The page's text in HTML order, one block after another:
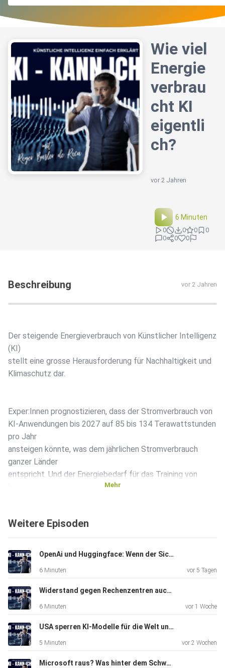
Wie viel
Energie
verbrau
cht KI
eigentli
ch?
vor 2 Jahren
6 Minuten
0 0 0
0
0
0 0
Beschreibung vor 2 Jahren
Der steigende Energieverbrauch von Künstlicher Intelligenz
(KI)
stellt eine grosse Herausforderung für Nachhaltigkeit und
Klimaschutz dar.
Exper:Innen prognostizieren, dass der Stromverbrauch von
KI-Anwendungen bis 2027 auf 85 bis 134 Terawattstunden
pro Jahr
ansteigen könnte, was dem jährlichen Stromverbrauch
ganzer Länder
entspricht. Und der Energiebedarf für das Training von
Anfrage bei ChatGPT verbraucht zwischen drei und neun
Strom. Um den Energiehunger von KI zu stillen, sind grosse
Investitionen in erneuerbare Energien und Speicher nötig.
Bei Fragen: FragRoger
Mehr
Weitere Episoden
OpenAi und Huggingface: Wenn der Sicherheitstest zum Sicherheitsvorfall wird
6 Minuten vor 5 Tagen
Widerstand gegen Rechenzentren auch in der Schweiz
6 Minuten vor 1 Woche
USA sperren KI-Modelle für die Welt und China liefert die Antwort gratis nach
5 Minuten vor 2 Wochen
Microsoft raus? Was hinter dem Schweizer Cyber-Exit wirklich steckt